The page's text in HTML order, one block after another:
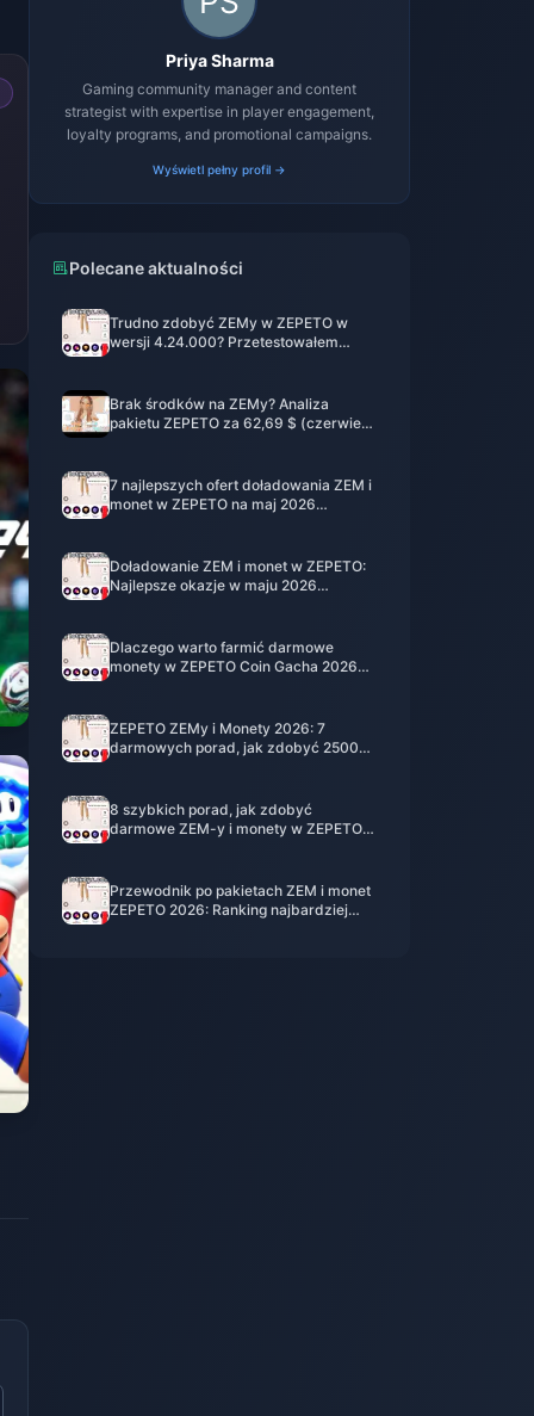
Priya Sharma
Gaming community manager and content
strategist with expertise in player engagement,
loyalty programs, and promotional campaigns.
Wyświetl pełny profil →
Polecane aktualności
Trudno zdobyć ZEMy w ZEPETO w
wersji 4.24.000? Przetestowałem
Brak środków na ZEMy? Analiza
pakietu ZEPETO za 62,69 $ (czerwiec
7 najlepszych ofert doładowania ZEM i
monet w ZEPETO na maj 2026
Doładowanie ZEM i monet w ZEPETO:
Najlepsze okazje w maju 2026
Dlaczego warto farmić darmowe
monety w ZEPETO Coin Gacha 2026
ZEPETO ZEMy i Monety 2026: 7
darmowych porad, jak zdobyć 2500
8 szybkich porad, jak zdobyć
darmowe ZEM-y i monety w ZEPETO –
Przewodnik po pakietach ZEM i monet
ZEPETO 2026: Ranking najbardziej